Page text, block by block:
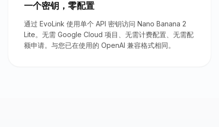
一个密钥，零配置
通过 EvoLink 使用单个 API 密钥访问 Nano Banana 2
Lite。无需 Google Cloud 项目、无需计费配置、无需配
额申请。与您已在使用的 OpenAI 兼容格式相同。